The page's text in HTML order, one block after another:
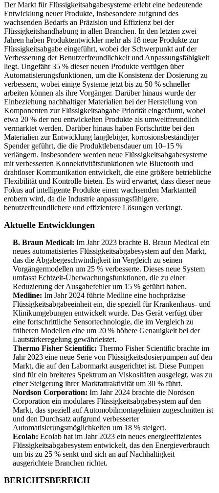
Der Markt für Flüssigkeitsabgabesysteme erlebt eine bedeutende
Entwicklung neuer Produkte, insbesondere aufgrund des
wachsenden Bedarfs an Präzision und Effizienz bei der
Flüssigkeitshandhabung in allen Branchen. In den letzten zwei
Jahren haben Produktentwickler mehr als 18 neue Produkte zur
Flüssigkeitsabgabe eingeführt, wobei der Schwerpunkt auf der
Verbesserung der Benutzerfreundlichkeit und Anpassungsfähigkeit
liegt. Ungefähr 35 % dieser neuen Produkte verfügen über
Automatisierungsfunktionen, um die Konsistenz der Dosierung zu
verbessern, wobei einige Systeme jetzt bis zu 50 % schneller
arbeiten können als ihre Vorgänger. Darüber hinaus wurde der
Einbeziehung nachhaltiger Materialien bei der Herstellung von
Komponenten zur Flüssigkeitsabgabe Priorität eingeräumt, wobei
etwa 20 % der neu entwickelten Produkte als umweltfreundlich
vermarktet werden. Darüber hinaus haben Fortschritte bei den
Materialien zur Entwicklung langlebiger, korrosionsbeständiger
Spender geführt, die die Produktlebensdauer um 10–15 %
verlängern. Insbesondere werden neue Flüssigkeitsabgabesysteme
mit verbesserten Konnektivitätsfunktionen wie Bluetooth und
drahtloser Kommunikation entwickelt, die eine größere betriebliche
Flexibilität und Kontrolle bieten. Es wird erwartet, dass dieser neue
Fokus auf intelligente Produkte einen wachsenden Marktanteil
erobern wird, da die Industrie anpassungsfähigere,
benutzerfreundlichere und effizientere Lösungen verlangt.
Aktuelle Entwicklungen
B. Braun Medical: Im Jahr 2023 brachte B. Braun Medical ein
neues automatisiertes Flüssigkeitsabgabesystem auf den Markt,
das die Abgabegeschwindigkeit im Vergleich zu seinen
Vorgängermodellen um 25 % verbesserte. Dieses neue System
umfasst Echtzeit-Überwachungsfunktionen, die zu einer
Reduzierung der Ausgabefehler um 15 % geführt haben.
Medline: Im Jahr 2024 führte Medline eine hochpräzise
Flüssigkeitsabgabeeinheit ein, die speziell für Krankenhaus- und
Klinikumgebungen entwickelt wurde. Das Gerät verfügt über
eine fortschrittliche Sensortechnologie, die im Vergleich zu
früheren Modellen eine um 20 % höhere Genauigkeit bei der
Lautstärkeregelung gewährleistet.
Thermo Fisher Scientific: Thermo Fisher Scientific brachte im
Jahr 2023 eine neue Serie von Flüssigkeitsdosierpumpen auf den
Markt, die auf den Labormarkt ausgerichtet ist. Diese Pumpen
sind für ein breiteres Spektrum an Viskositäten ausgelegt, was zu
einer Steigerung ihrer Marktattraktivität um 30 % führt.
Nordson Corporation: Im Jahr 2024 brachte die Nordson
Corporation ein modulares Flüssigkeitsabgabesystem auf den
Markt, das speziell auf Automobilmontagelinien zugeschnitten ist
und den Durchsatz aufgrund verbesserter
Automatisierungsmöglichkeiten um 18 % steigert.
Ecolab: Ecolab hat im Jahr 2023 ein neues energieeffizientes
Flüssigkeitsabgabesystem entwickelt, das den Energieverbrauch
um bis zu 25 % senkt und sich an auf Nachhaltigkeit
ausgerichtete Branchen richtet.
BERICHTSBEREICH